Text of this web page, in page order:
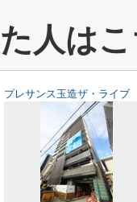
人は
プレサンス玉造ザ・ライブ